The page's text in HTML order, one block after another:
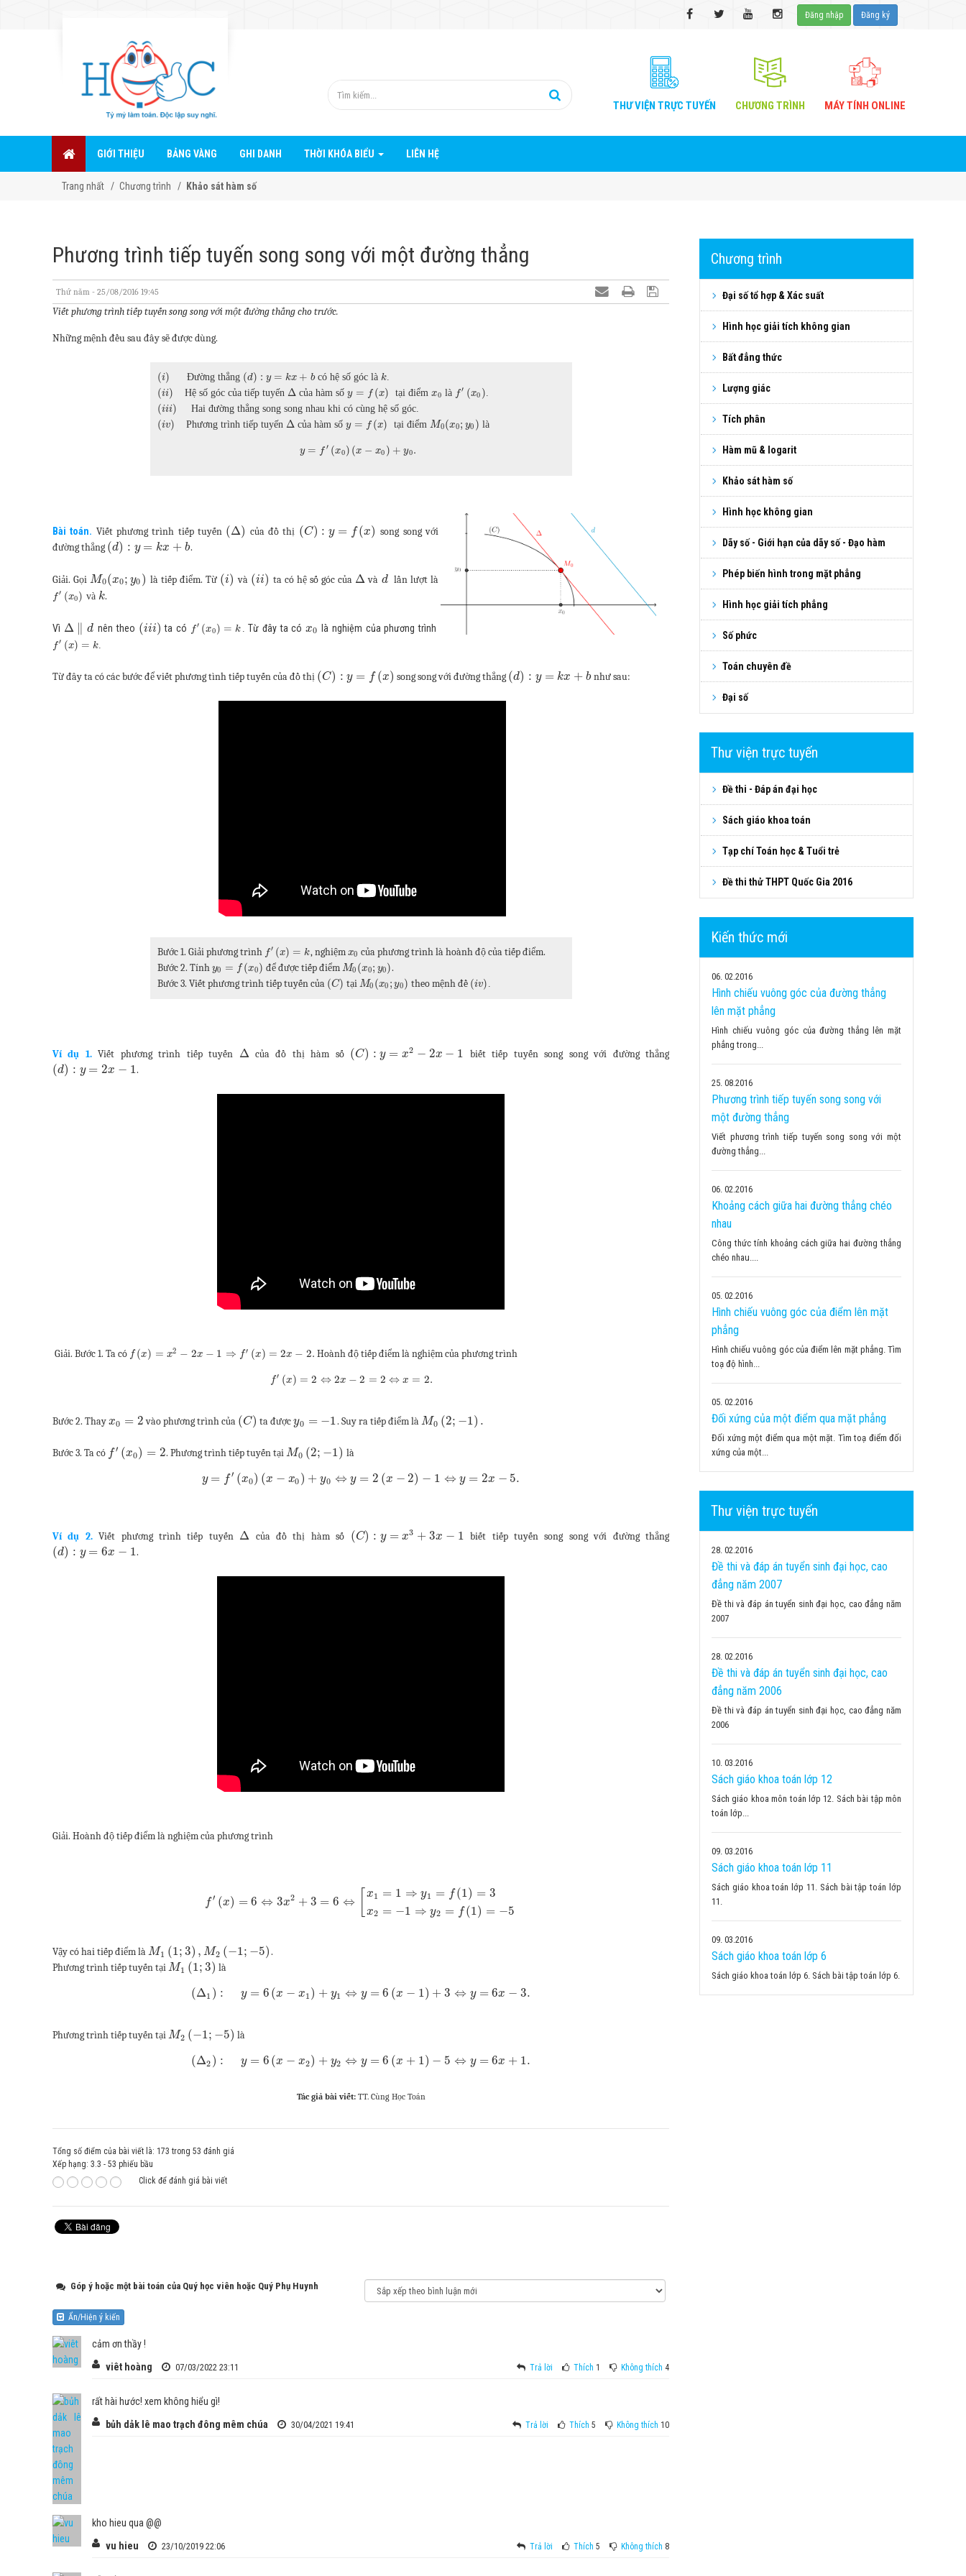
Đăng nhập Đăng ký
THƯ VIỆN TRỰC TUYẾN CHƯƠNG TRÌNH MÁY TÍNH ONLINE
GIỚI THIỆU BẢNG VÀNG GHI DANH THỜI KHÓA BIỂU LIÊN HỆ
Trang nhất Chương trình Khảo sát hàm số
Phương trình tiếp tuyến song song với một đường thẳng
Thứ năm - 25/08/2016 19:45
Viết phương trình tiếp tuyến song song với một đường thẳng cho trước.
Những mệnh đều sau đây sẽ được dùng.
(i) Đường thẳng (d) : y = kx + bcó hệ số góc là k
(ii) Hệ số góc của tiếp tuyến Δ của hàm sốy = f (x) tại điểmx0 là f′ (x0 )
(iii) Hai đường thẳng song song nhau khi có cùng hệ số góc.
(iv) Phương trình tiếp tuyến Δ của hàm sốy = f (x) tại điểm M0(x0; y0 ) là
y = f ′ (x0 ) (x − x0 ) + y0 .
Bài toán. Viết phương trình tiếp tuyến (Δ) của đồ thị (C) : y = f (x) song song với
đường thẳng (d) : y = kx + b.
Giải. GọiM0(x0; y0 ) là tiếp điểm. Từ (i) và (ii) ta có hệ số góc của Δvà dlần lượt là
f′ (x0) và k.
Vì Δ ∥ d nên theo (iii) ta có f′ (x0) = k Từ đây ta cóx0 là nghiệm của phương trình
f′ (x) = k
Từ đây ta có các bước để viết phương tình tiếp tuyến của đồ thị (C) : y = f (x) song song với đường thẳng (d) : y = kx + bnhư sau:
Bước 1. Giải phương trình f ′ (x) = k, nghiệm x0 của phương trình là hoành độ của tiếp điểm.
Bước 2. Tính y0 = f (x0) để được tiếp điểm M0 (x0; y0).
Bước 3. Viết phương trình tiếp tuyến của (C) tại M0 (x0 ; y0) theo mệnh đề (iv)
Ví dụ 1.Viết phương trình tiếp tuyến Δcủa đồ thị hàm số (C) : y = x2 − 2x − 1 biết tiếp tuyến song song với đường thẳng
(d) : y = 2x − 1.
Giải. Bước 1. Ta có f (x) = x2 − 2x − 1 ⇒ f′ (x) = 2x − 2. Hoành độ tiếp điểm là nghiệm của phương trình
f′ (x) = 2 ⇔ 2x − 2 = 2 ⇔ x = 2.
Bước 2. Thayx0 = 2vào phương trình của (C) ta đượcy0 = −1. Suy ra tiếp điểm làM0 (2; −1) .
Bước 3. Ta có f ′ (x0) = 2. Phương trình tiếp tuyến tạiM0 (2; −1) là
y = f ′ (x0) (x − x0 ) + y0 ⇔ y = 2 (x − 2) − 1 ⇔ y = 2x − 5.
Ví dụ 2. Viết phương trình tiếp tuyến Δ của đồ thị hàm số (C) : y = x3 + 3x − 1 biết tiếp tuyến song song với đường thẳng
(d) : y = 6x − 1.
Giải. Hoành độ tiếp điểm là nghiệm của phương trình
f ′ (x) = 6 ⇔ 3x2 + 3 = 6 ⇔
x1 = 1 ⇒ y1 = f (1) = 3
x2 = −1 ⇒ y2 = f (1) = −5
Vậy có hai tiếp điểm làM1 (1; 3) , M2 (−1; −5).
Phương trình tiếp tuyến tạiM1 (1; 3) là
(Δ1 ) : y = 6 (x − x1 ) + y1 ⇔ y = 6 (x − 1) + 3 ⇔ y = 6x − 3.
Phương trình tiếp tuyến tạiM2 (−1; −5) là
(Δ2 ) : y = 6 (x − x2) + y2 ⇔ y = 6 (x + 1) − 5 ⇔ y = 6x + 1.
Tác giả bài viết: TT. Cùng Học Toán
Tổng số điểm của bài viết là: 173 trong 53 đánh giá
Xếp hạng: 3.3 - 53 phiếu bầu
Click để đánh giá bài viết
Góp ý hoặc một bài toán của Quý học viên hoặc Quý Phụ Huynh
Ẩn/Hiện ý kiến
cảm ơn thầy !
viêt hoàng
Trả lời Thích 1 Không thích 4
07/03/2022 23:11
rất hài hước! xem không hiểu gì!
bủh dảk lê mao trạch đông mêm chúa
Trả lời Thích 5 Không thích 10
30/04/2021 19:41
kho hieu qua @@
vu hieu
Trả lời Thích 5 Không thích 8
23/10/2019 22:06
Chương trình
Đại số tổ hợp & Xác suất
Hình học giải tích không gian
Bất đẳng thức
Lượng giác
Tích phân
Hàm mũ & logarit
Khảo sát hàm số
Hình học không gian
Dãy số - Giới hạn của dãy số - Đạo hàm
Phép biến hình trong mặt phẳng
Hình học giải tích phẳng
Số phức
Toán chuyên đề
Đại số
Thư viện trực tuyến
Đề thi - Đáp án đại học
Sách giáo khoa toán
Tạp chí Toán học & Tuổi trẻ
Đề thi thử THPT Quốc Gia 2016
Kiến thức mới
06 02.2016
Hình chiếu vuông góc của đường thẳng
lên mặt phẳng
Hình chiếu vuông góc của đường thẳng lên mặt
phẳng trong...
25 08.2016
Phương trình tiếp tuyến song song với
một đường thẳng
Viết phương trình tiếp tuyến song song với một
đường thẳng...
06 02.2016
Khoảng cách giữa hai đường thẳng chéo
nhau
Công thức tính khoảng cách giữa hai đường thẳng
chéo nhau....
05 02.2016
Hình chiếu vuông góc của điểm lên mặt
phẳng
Hình chiếu vuông góc của điểm lên mặt phẳng. Tìm
toạ độ hình...
05 02.2016
Đối xứng của một điểm qua mặt phẳng
Đối xứng một điểm qua một mặt. Tìm toạ điểm đối
xứng của một...
Thư viện trực tuyến
28 02.2016
Đề thi và đáp án tuyển sinh đại học, cao
đẳng năm 2007
Đề thi và đáp án tuyển sinh đại học, cao đẳng năm
2007
28 02.2016
Đề thi và đáp án tuyển sinh đại học, cao
đẳng năm 2006
Đề thi và đáp án tuyển sinh đại học, cao đẳng năm
2006
10 03.2016
Sách giáo khoa toán lớp 12
Sách giáo khoa môn toán lớp 12. Sách bài tập môn
toán lớp...
09 03.2016
Sách giáo khoa toán lớp 11
Sách giáo khoa toán lớp 11. Sách bài tập toán lớp
11.
09 03.2016
Sách giáo khoa toán lớp 6
Sách giáo khoa toán lớp 6. Sách bài tập toán lớp 6.